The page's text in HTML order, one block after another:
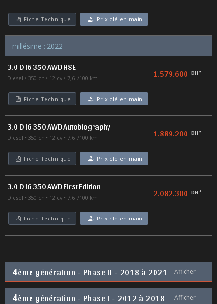
Fiche Technique Prix clé en main
millésime : 2022
3.0 D I6 350 AWD HSE
Diesel 350 ch 12 cv 7,6 l/100 km 1.579.600 DH *
Fiche Technique Prix clé en main
3.0 D I6 350 AWD Autobiography
Diesel 350 ch 12 cv 7,6 l/100 km 1.889.200 DH *
Fiche Technique Prix clé en main
3.0 D I6 350 AWD First Edition
Diesel 350 ch 12 cv 7,6 l/100 km 2.082.300 DH *
Fiche Technique Prix clé en main
4ème génération - Phase II - 2018 à 2021 Afficher -
4ème génération - Phase I - 2012 à 2018 Afficher -